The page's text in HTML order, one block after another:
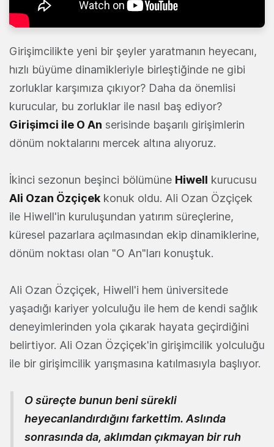
Girişimcilikte yeni bir şeyler yaratmanın heyecanı,
hızlı büyüme dinamikleriyle birleştiğinde ne gibi
zorluklar karşımıza çıkıyor? Daha da önemlisi
kurucular, bu zorluklar ile nasıl baş ediyor?
Girişimci ile O An serisinde başarılı girişimlerin
dönüm noktalarını mercek altına alıyoruz.
İkinci sezonun beşinci bölümüne Hiwell kurucusu
Ali Ozan Özçiçek konuk oldu. Ali Ozan Özçiçek
ile Hiwell'in kuruluşundan yatırım süreçlerine,
küresel pazarlara açılmasından ekip dinamiklerine,
dönüm noktası olan "O An"ları konuştuk.
Ali Ozan Özçiçek, Hiwell'i hem üniversitede
yaşadığı kariyer yolculuğu ile hem de kendi sağlık
deneyimlerinden yola çıkarak hayata geçirdiğini
belirtiyor. Ali Ozan Özçiçek'in girişimcilik yolculuğu
ile bir girişimcilik yarışmasına katılmasıyla başlıyor.
O süreçte bunun beni sürekli
heyecanlandırdığını farkettim. Aslında
sonrasında da, aklımdan çıkmayan bir ruh